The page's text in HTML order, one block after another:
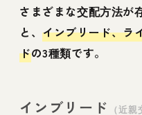
さまざまな交配方法が
と、インブリード、ラ
ドの3種類です。
インブリード （近親